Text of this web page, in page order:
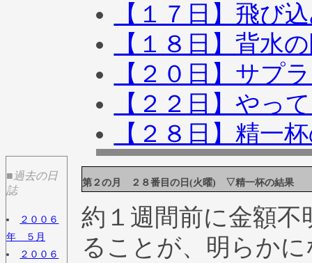
【１７日】飛び
【１８日】背水
【２０日】サプ
【２２日】やっ
【２８日】精一
■過去の日
誌
２００６
年 ５月
２００６
第２の月 ２８番目の日(火曜) ▽精一杯の結果
約１週間前に金額不
ることが、明らか